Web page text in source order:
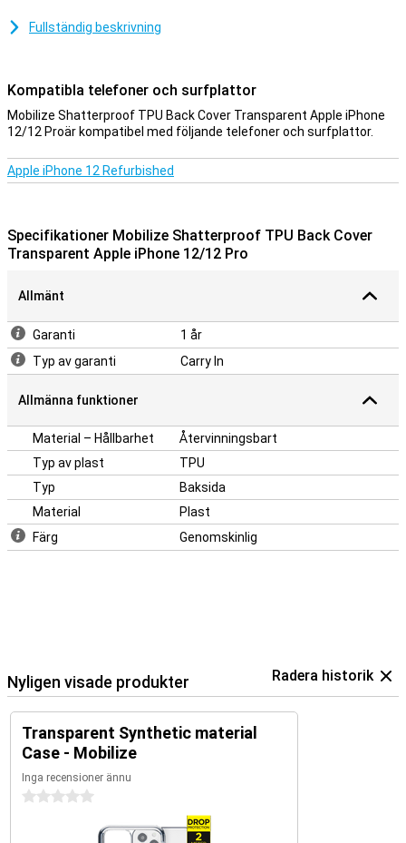
bucklor. Så du har mindre att oroa dig för om ett fall eller en bula
Det här genomskinliga fodralet ser till att din telefon är väl skyddad
och dessutom väldigt vacker. Mobilize Shatterproof TPU Back
Cover Transparent Apple iPhone 12/12 Pro har mönster
Fullständig beskrivning
Kompatibla telefoner och surfplattor
Mobilize Shatterproof TPU Back Cover Transparent Apple iPhone
12/12 Proär kompatibel med följande telefoner och surfplattor.
Apple iPhone 12 Refurbished
Specifikationer Mobilize Shatterproof TPU Back Cover
Transparent Apple iPhone 12/12 Pro
Allmänt
Garanti
1 år
Typ av garanti
Carry In
Allmänna funktioner
Material – Hållbarhet
Återvinningsbart
Typ av plast
TPU
Typ
Baksida
Material
Plast
Färg
Genomskinlig
Nyligen visade produkter Radera historik
Transparent Synthetic material
Case - Mobilize
Inga recensioner ännu
0 stjärnor